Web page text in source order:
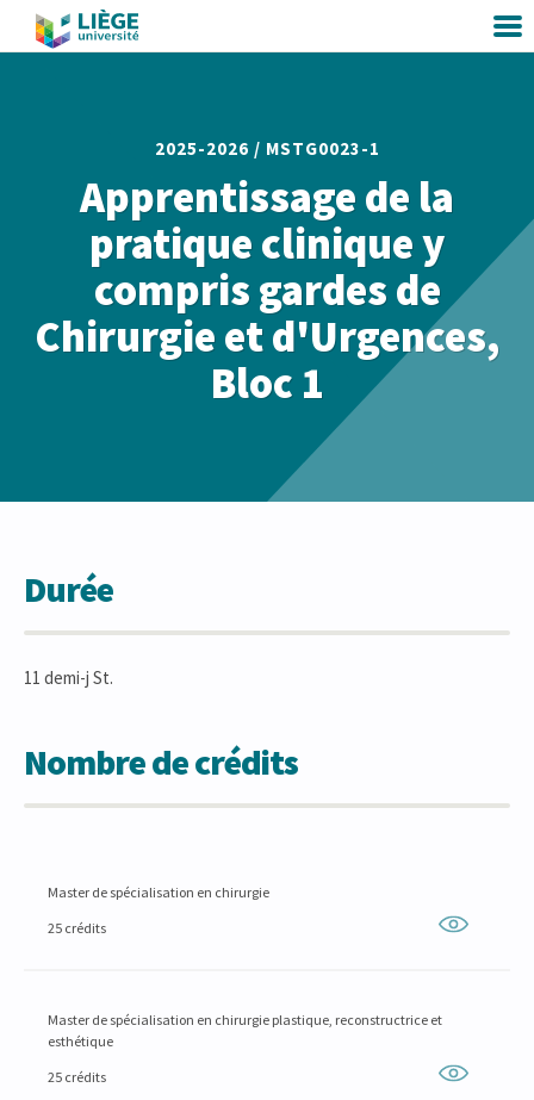
2025-2026 / MSTG0023-1
Apprentissage de la
pratique clinique y
compris gardes de
Chirurgie et d'Urgences,
Bloc 1
Durée
11 demi-j St.
Nombre de crédits
Master de spécialisation en chirurgie
25 crédits
Master de spécialisation en chirurgie plastique, reconstructrice et
esthétique
25 crédits